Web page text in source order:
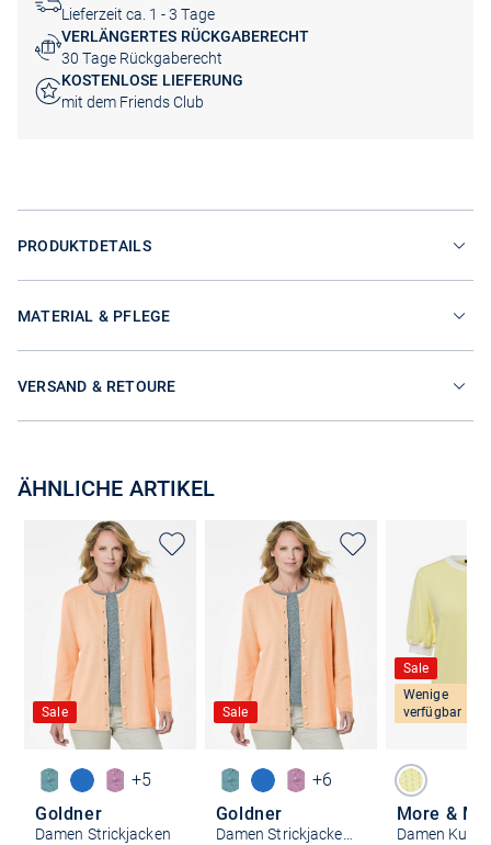
Lieferzeit ca. 1 - 3 Tage
VERLÄNGERTES RÜCKGABERECHT
30 Tage Rückgaberecht
KOSTENLOSE LIEFERUNG
mit dem Friends Club
PRODUKTDETAILS
MATERIAL & PFLEGE
VERSAND & RETOURE
ÄHNLICHE ARTIKEL
Sale
+5
Goldner
Damen Strickjacken
Sale
+6
Goldner
Sale
Wenige
verfügbar
More &